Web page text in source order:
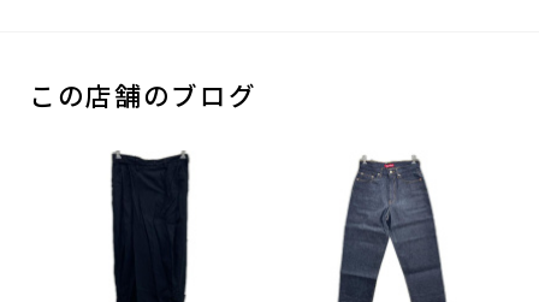
この店舗のブログ